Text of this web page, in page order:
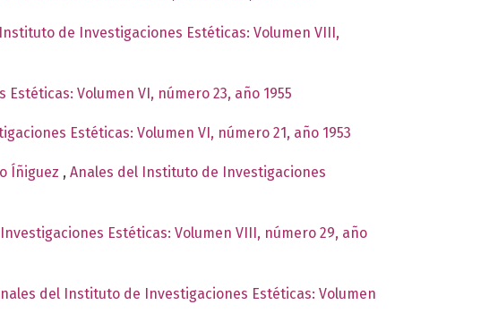
de Investigaciones Estéticas: Volumen VIII,
Volumen VI, número 23, año 1955
Estéticas: Volumen VI, número 21, año 1953
Íñiguez , Anales del Instituto de Investigaciones
Estéticas: Volumen VIII, número 29, año
del Instituto de Investigaciones Estéticas: Volumen